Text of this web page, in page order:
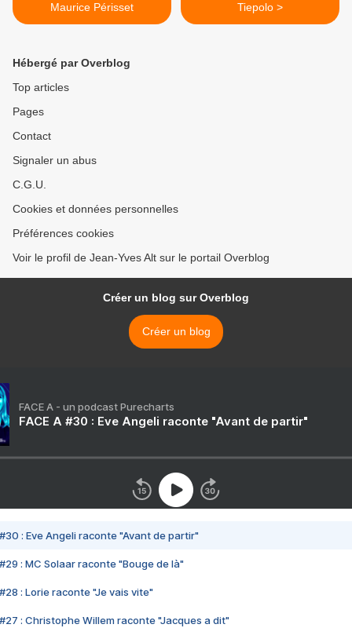
Maurice Périsset
Tiepolo >
Hébergé par Overblog
Top articles
Pages
Contact
Signaler un abus
C.G.U.
Cookies et données personnelles
Préférences cookies
Voir le profil de Jean-Yves Alt sur le portail Overblog
Créer un blog sur Overblog
Créer un blog
FACE A - un podcast Purecharts
FACE A #30 : Eve Angeli raconte "Avant de partir"
#30 : Eve Angeli raconte "Avant de partir"
#29 : MC Solaar raconte "Bouge de là"
#28 : Lorie raconte "Je vais vite"
#27 : Christophe Willem raconte "Jacques a dit"